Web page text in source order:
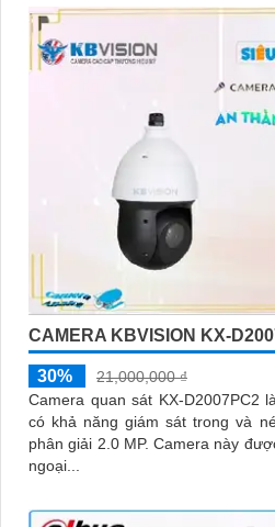
CAMERA KBVISION KX-
30%
21,000,000 ₫
Camera quan sát KX-D2007PC2
có khả năng giám sát trong và
phân giải 2.0 MP. Camera này được trang bị công nghệ hồng
ngoại...